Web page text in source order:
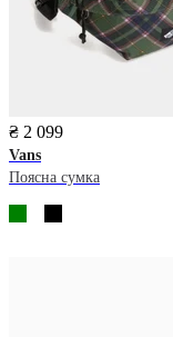
₴ 2 099
Vans
Поясна сумка